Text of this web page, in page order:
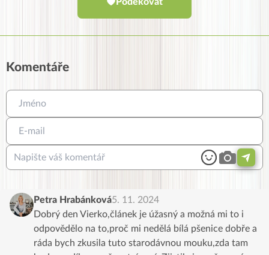
Komentáře
Petra Hrabánková5. 11. 2024
Dobrý den Vierko,článek je úžasný a možná mi to i
odpovědělo na to,proč mi nedělá bílá pšenice dobře a
ráda bych zkusila tuto starodávnou mouku,zda tam